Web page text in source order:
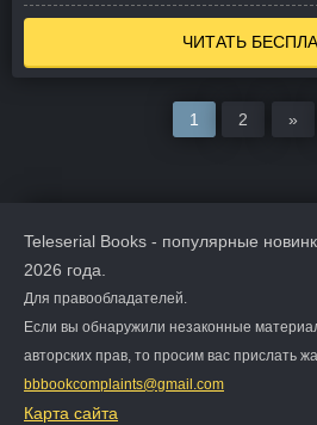
ЧИТАТЬ
1 2 »
Teleserial Books - популярные
2026 года.
Для правообладателей.
Если вы обнаружили незаконные
авторских прав, то просим вас прислать
bbbookcomplaints@gmail.com
Карта сайта